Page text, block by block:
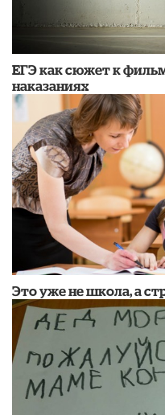
ЕГЭ как сюжет к
наказаниях
Это уже не школа, а